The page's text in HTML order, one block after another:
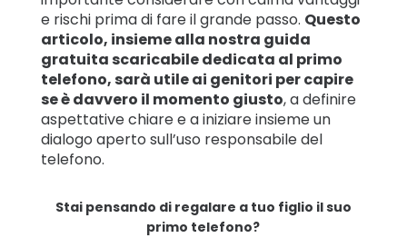
e rischi prima di fare il grande passo. Questo
articolo, insieme alla nostra guida
gratuita scaricabile dedicata al primo
telefono, sarà utile ai genitori per capire
se è davvero il momento giusto, a definire
aspettative chiare e a iniziare insieme un
dialogo aperto sull’uso responsabile del
telefono.
Stai pensando di regalare a tuo figlio il suo
primo telefono?